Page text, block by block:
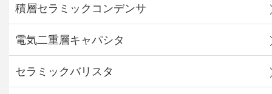
積層セラミックコンデンサ
電気二重層キャパシタ
セラミックバリスタ